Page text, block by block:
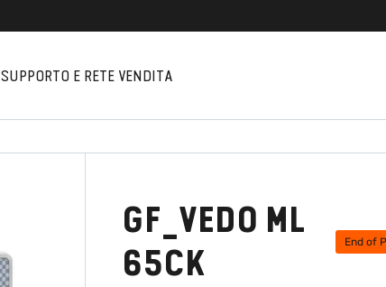
SUPPORTO E RETE VENDITA
GF_VEDO ML
65CK
End of